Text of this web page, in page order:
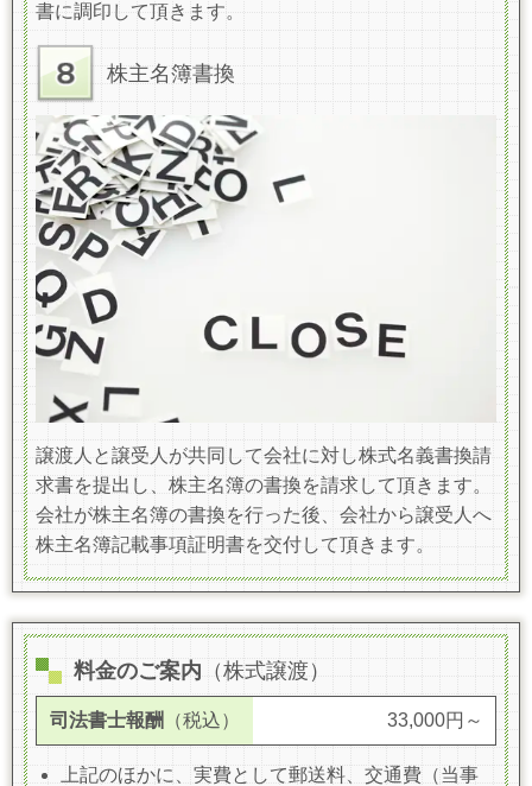
書に調印して頂きます。
株主名簿書換
譲渡人と譲受人が共同して会社に対し株式名義書換請
求書を提出し、株主名簿の書換を請求して頂きます。
会社が株主名簿の書換を行った後、 会社から譲受人へ
株主名簿記載事項証明書を交付して頂きます。
料金のご案内 （株式譲渡）
司法書士報酬 （税込） 33,000円～
上記のほかに、実費として郵送料、交通費（当事